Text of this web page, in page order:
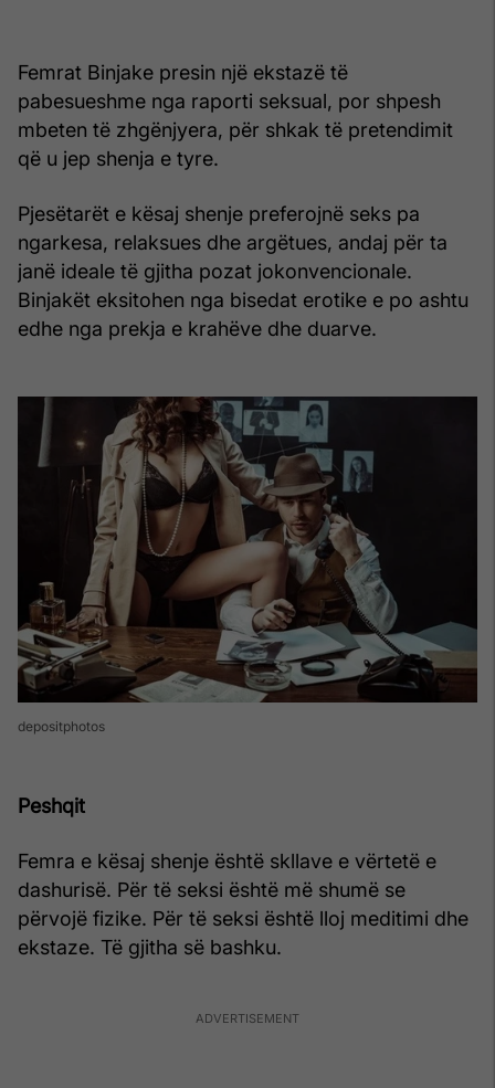
Femrat Binjake presin një ekstazë të
pabesueshme nga raporti seksual, por shpesh
mbeten të zhgënjyera, për shkak të pretendimit
që u jep shenja e tyre.
Pjesëtarët e kësaj shenje preferojnë seks pa
ngarkesa, relaksues dhe argëtues, andaj për ta
janë ideale të gjitha pozat jokonvencionale.
Binjakët eksitohen nga bisedat erotike e po ashtu
edhe nga prekja e krahëve dhe duarve.
depositphotos
Peshqit
Femra e kësaj shenje është skllave e vërtetë e
dashurisë. Për të seksi është më shumë se
përvojë fizike. Për të seksi është lloj meditimi dhe
ekstaze. Të gjitha së bashku.